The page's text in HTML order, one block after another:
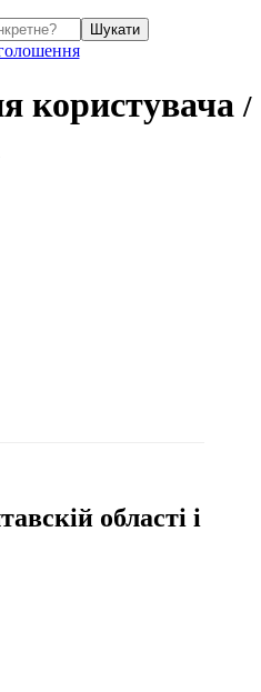
Шукати
користувача/
області і